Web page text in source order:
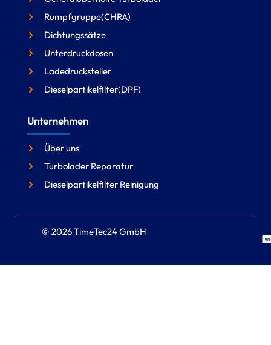
Rumpfgruppe(CHRA)
Dichtungssätze
Unterdruckdosen
Ladedrucksteller
Dieselpartikelfilter(DPF)
Unternehmen
Über uns
Turbolader Reparatur
Dieselpartikelfilter Reinigung
© 2026 TimeTec24 GmbH